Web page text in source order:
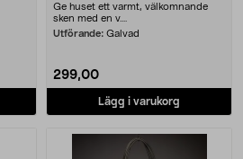
Ge huset ett varmt, välkomnande
sken med en v....
Utförande: Galvad
299,00
Lägg i varukorg